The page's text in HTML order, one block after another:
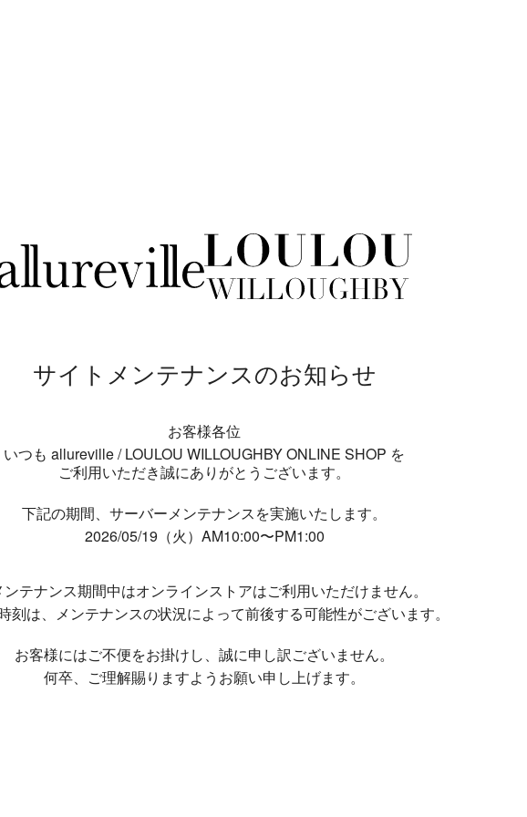
サイトメンテナンスのお知らせ
お客様各位
いつも allureville / LOULOU WILLOUGHBY ONLINE SHOP を
ご利用いただき誠にありがとうございます。
下記の期間、サーバーメンテナンスを実施いたします。
2026/05/19（火）AM10:00〜PM1:00
ンテナンス期間中はオンラインストアはご利用いただけません。
刻は、メンテナンスの状況によって前後する可能性がございます。
お客様にはご不便をお掛けし、 誠に申し訳ございません。
何卒、ご理解賜りますようお願い申し上げます。